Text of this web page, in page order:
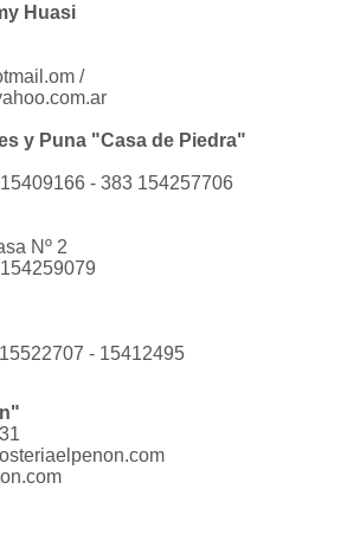
Huasi
/
y Puna "Casa de Piedra"
- 383 154257706
Nº 2
- 15412495